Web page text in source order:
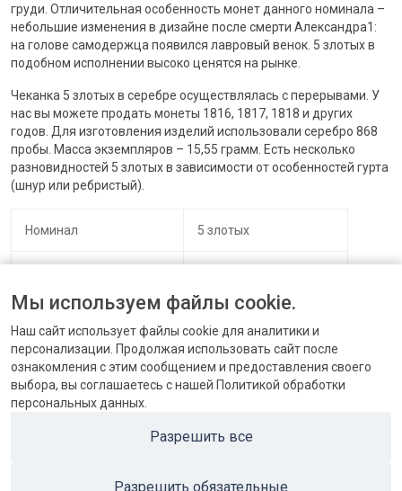
груди. Отличительная особенность монет данного номинала –
небольшие изменения в дизайне после смерти Александра1:
на голове самодержца появился лавровый венок. 5 злотых в
подобном исполнении высоко ценятся на рынке.
Чеканка 5 злотых в серебре осуществлялась с перерывами. У
нас вы можете продать монеты 1816, 1817, 1818 и других
годов. Для изготовления изделий использовали серебро 868
пробы. Масса экземпляров – 15,55 грамм. Есть несколько
разновидностей 5 злотых в зависимости от особенностей гурта
(шнур или ребристый).
Номинал 5 злотых
Мы используем файлы cookie.
Наш сайт использует файлы cookie для аналитики и
персонализации. Продолжая использовать сайт после
ознакомления с этим сообщением и предоставления своего
выбора, вы соглашаетесь с нашей Политикой обработки
персональных данных.
Разрешить все
Разрешить обязательные